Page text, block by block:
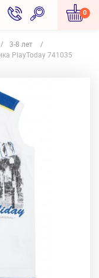
0
3-8 лет
PlayToday 741035